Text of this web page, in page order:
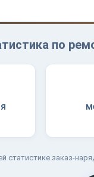
по
статистике заказ-